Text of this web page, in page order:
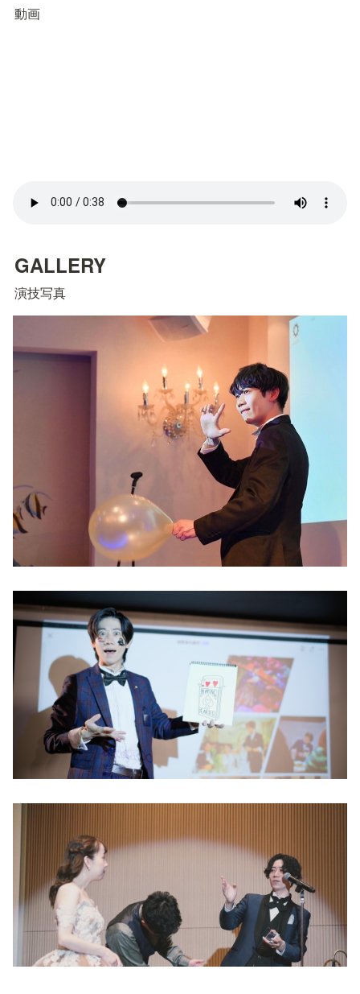
動画
GALLERY
演技写真